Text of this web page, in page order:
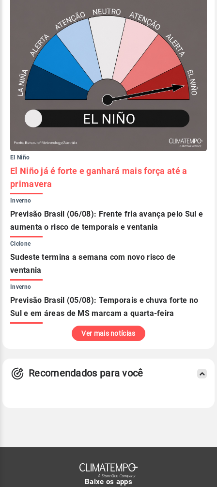
El Niño
El Niño já é forte e ganhará mais força até a
primavera
Inverno
Previsão Brasil (06/08): Frente fria avança pelo Sul e
aumenta o risco de temporais e ventania
Ciclone
Sudeste termina a semana com novo risco de
ventania
Inverno
Previsão Brasil (05/08): Temporais e chuva forte no
Sul e em áreas de MS marcam a quarta-feira
Ver mais notícias
Recomendados para você
Baixe os apps